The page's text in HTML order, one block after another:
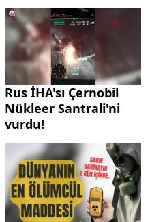
Rus İHA'sı Çernobil
Nükleer Santrali'ni
vurdu!